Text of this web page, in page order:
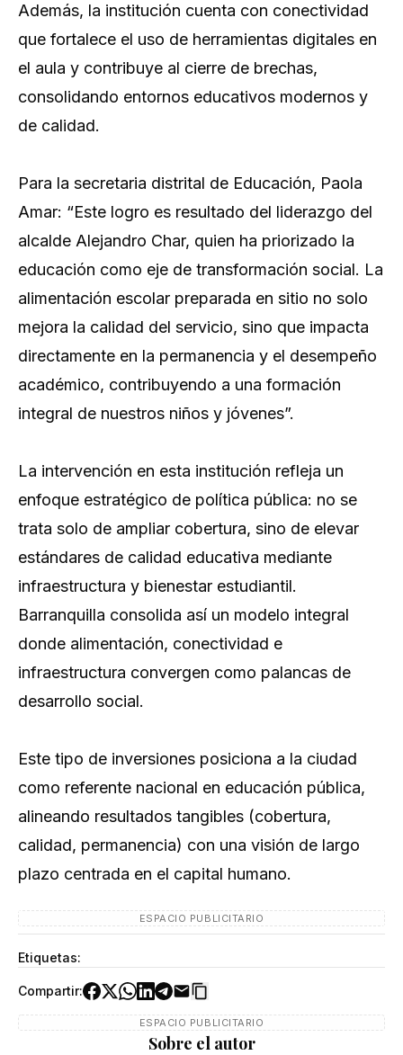
Además, la institución cuenta con conectividad
que fortalece el uso de herramientas digitales en
el aula y contribuye al cierre de brechas,
consolidando entornos educativos modernos y
de calidad.
Para la secretaria distrital de Educación, Paola
Amar: “Este logro es resultado del liderazgo del
alcalde Alejandro Char, quien ha priorizado la
educación como eje de transformación social. La
alimentación escolar preparada en sitio no solo
mejora la calidad del servicio, sino que impacta
directamente en la permanencia y el desempeño
académico, contribuyendo a una formación
integral de nuestros niños y jóvenes”.
La intervención en esta institución refleja un
enfoque estratégico de política pública: no se
trata solo de ampliar cobertura, sino de elevar
estándares de calidad educativa mediante
infraestructura y bienestar estudiantil.
Barranquilla consolida así un modelo integral
donde alimentación, conectividad e
infraestructura convergen como palancas de
desarrollo social.
Este tipo de inversiones posiciona a la ciudad
como referente nacional en educación pública,
alineando resultados tangibles (cobertura,
calidad, permanencia) con una visión de largo
plazo centrada en el capital humano.
ESPACIO PUBLICITARIO
Etiquetas:
Compartir:
ESPACIO PUBLICITARIO
Sobre el autor